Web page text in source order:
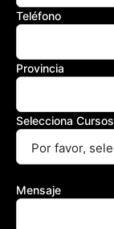
Teléfono
Provincia
Selecciona Cursos
Mensaje